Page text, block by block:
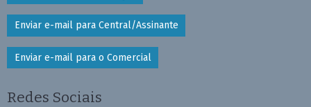
Enviar e-mail para Central/Assinante
Enviar e-mail para o Comercial
Redes Sociais